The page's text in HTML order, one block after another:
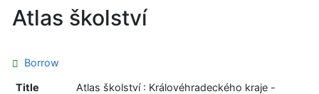
Atlas školství
Borrow
Title
Atlas školství : Královéhradeckého kraje -